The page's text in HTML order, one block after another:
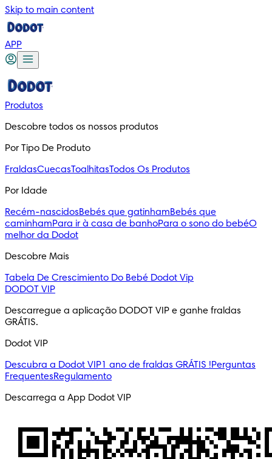
Skip to main content
APP
Produtos
Descobre todos os nossos produtos
Por Tipo De Produto
FraldasCuecasToalhitasTodos Os Produtos
Por Idade
Recém-nascidosBebés que gatinhamBebés que
caminhamPara ir à casa de banhoPara o sono do bebéO
melhor da Dodot
Descobre Mais
Tabela De Crescimiento Do Bebé Dodot Vip
DODOT VIP
Descarregue a aplicação DODOT VIP e ganhe fraldas
GRÁTIS.
Dodot VIP
Descubra a Dodot VIP1 ano de fraldas GRÁTIS !Perguntas
FrequentesRegulamento
Descarrega a App Dodot VIP